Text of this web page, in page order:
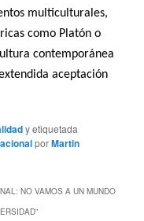
multiculturales,
como Platón o
contemporánea
aceptación
y etiquetada
porMartin
NO VAMOS A UN MUNDO
”